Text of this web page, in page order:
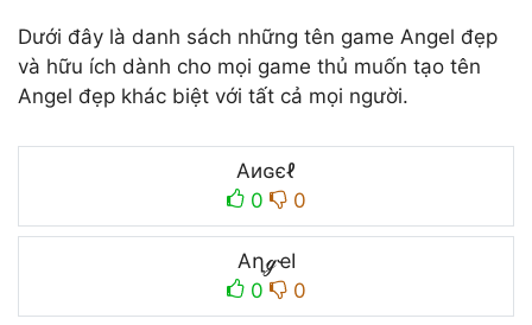
Dưới đây là danh sách những tên game Angel đẹp
và hữu ích dành cho mọi game thủ muốn tạo tên
Angel đẹp khác biệt với tất cả mọi người.
Aиɢєℓ
0
0
AղℊҽӀ
0
0